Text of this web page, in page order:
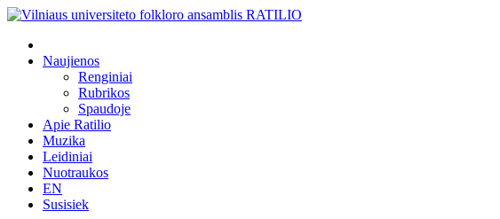
Naujienos
Renginiai
Rubrikos
Spaudoje
Apie Ratilio
Muzika
Leidiniai
Nuotraukos
EN
Susisiek